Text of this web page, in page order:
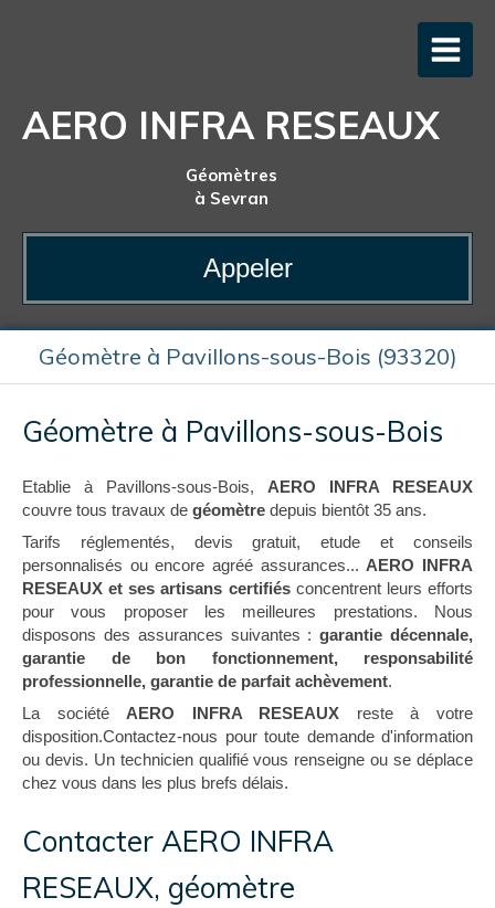
AERO INFRA RESEAUX
Géomètres
à Sevran
Appeler
Géomètre à Pavillons-sous-Bois (93320)
Géomètre à Pavillons-sous-Bois
Etablie à Pavillons-sous-Bois, AERO INFRA RESEAUX
couvre tous travaux de géomètre depuis bientôt 35 ans.
Tarifs réglementés, devis gratuit, etude et conseils
personnalisés ou encore agréé assurances... AERO INFRA
RESEAUX et ses artisans certifiésconcentrent leurs efforts
pour vous proposer les meilleures prestations. Nous
disposons des assurances suivantes :garantie décennale,
garantie de bon fonctionnement, responsabilité
professionnelle, garantie de parfait achèvement.
La société AERO INFRA RESEAUX reste à votre
disposition.Contactez-nous pour toute demande d'information
ou devis. Un technicien qualifié vous renseigne ou se déplace
chez vous dans les plus brefs délais.
Contacter AERO INFRA
RESEAUX, géomètre